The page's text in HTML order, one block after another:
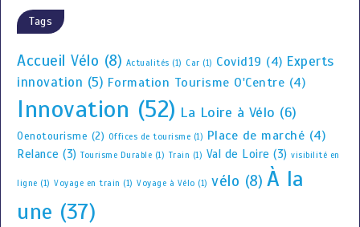
Tags
Accueil Vélo (8) Actualités (1) Car (1) Covid19 (4) Experts
innovation (5) Formation Tourisme O'Centre (4)
Innovation (52) La Loire à Vélo (6)
Oenotourisme (2) Offices de tourisme (1) Place de marché (4)
Relance (3) Tourisme Durable (1) Train (1) Val de Loire (3) visibilité en
ligne (1) Voyage en train (1) Voyage à Vélo (1) vélo (8) À la
une (37)